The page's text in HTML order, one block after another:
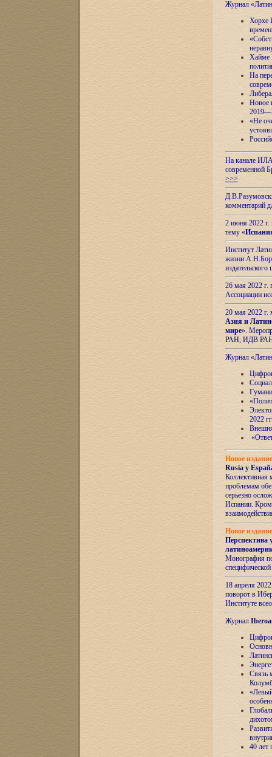
Журнал
Хорхе
Хайме
На
Новое
«Не
На канале ИЛА
современной
>>>
комментарий
2 июня 2022 г.
тему «
Институт
жизни
26 мая 2022
Ассоциации
20 мая 2022
Азия и
мире».
РАН, ИДВ
Журнал
2022
Новое
Rusia y
Коллективная
проблемам
серьезно
Испании.
Новое
Перспектива
Монография
18 апреля
поворот в
Институте
Журнал
Связь
40 лет